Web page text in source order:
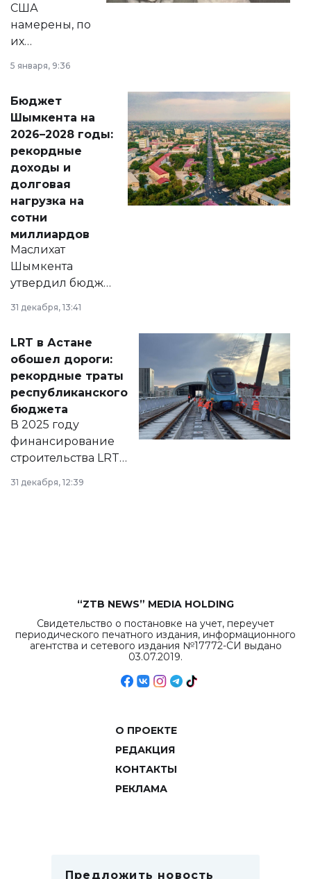
США
намерены, по
их
принести
народу
Венесуэлы.
5 января, 9:36
Бюджет
Шымкента на
2026–2028 годы:
рекордные
доходы и
долговая
нагрузка на
сотни
миллиардов
Маслихат
Шымкента
утвердил бюджет
города на 2026–
2028 годы.
документ
появился в базе
нормативных
правовых актов и
на сайте маслихат
города.
31 декабря, 13:41
LRT в Астане
обошел дороги:
рекордные траты
республиканского
бюджета
В 2025 году
финансирование
строительства LRT
в Астане из
республиканского
31 декабря, 12:39
“ZTB NEWS” MEDIA HOLDING
Свидетельство о постановке на учет, переучет
периодического печатного издания, информационного
агентства и сетевого издания №17772-СИ выдано
03.07.2019.
О ПРОЕКТЕ
РЕДАКЦИЯ
КОНТАКТЫ
РЕКЛАМА
Предложить новость